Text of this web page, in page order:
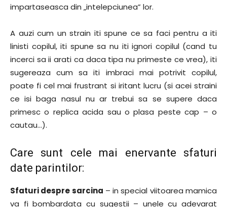
impartaseasca din „intelepciunea” lor.
A auzi cum un strain iti spune ce sa faci pentru a iti
linisti copilul, iti spune sa nu iti ignori copilul (cand tu
incerci sa ii arati ca daca tipa nu primeste ce vrea), iti
sugereaza cum sa iti imbraci mai potrivit copilul,
poate fi cel mai frustrant si iritant lucru (si acei straini
ce isi baga nasul nu ar trebui sa se supere daca
primesc o replica acida sau o plasa peste cap – o
cautau…).
Care sunt cele mai enervante sfaturi
date parintilor:
Sfaturi despre sarcina – in special viitoarea mamica
va fi bombardata cu sugestii – unele cu adevarat